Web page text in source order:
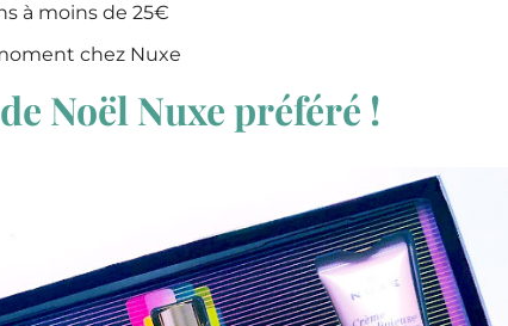
à moins de 25€
chez Nuxe
Noël Nuxe préféré !